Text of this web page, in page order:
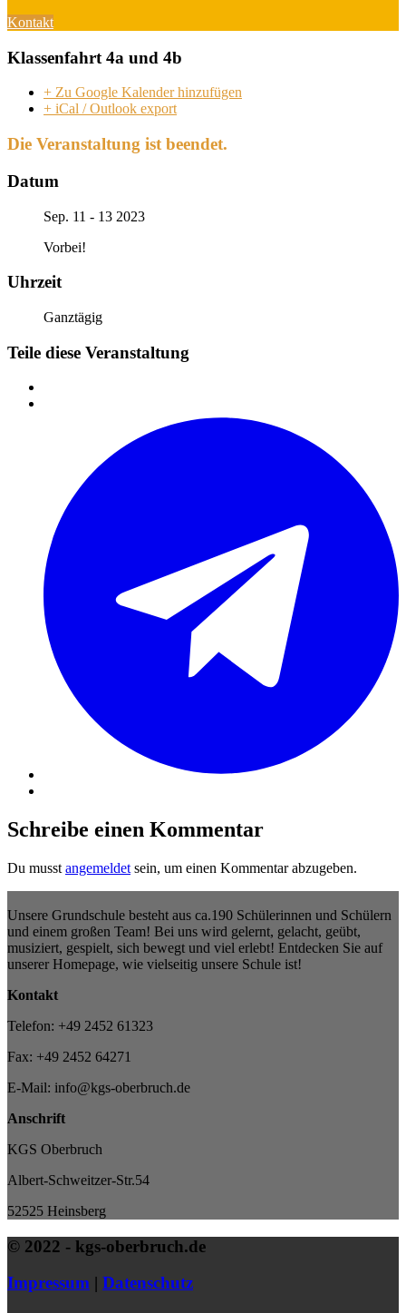
Kontakt
Klassenfahrt 4a und 4b
+ Zu Google Kalender hinzufügen
+ iCal / Outlook export
Die Veranstaltung ist beendet.
Datum
Sep. 11 - 13 2023
Vorbei!
Uhrzeit
Ganztägig
Teile diese Veranstaltung
Schreibe einen Kommentar
Du musst angemeldet sein, um einen Kommentar abzugeben.
Unsere Grundschule besteht aus ca.190 Schülerinnen und Schülern
und einem großen Team! Bei uns wird gelernt, gelacht, geübt,
musiziert, gespielt, sich bewegt und viel erlebt! Entdecken Sie auf
unserer Homepage, wie vielseitig unsere Schule ist!
Kontakt
Telefon: +49 2452 61323
Fax: +49 2452 64271
E-Mail: info@kgs-oberbruch.de
Anschrift
KGS Oberbruch
Albert-Schweitzer-Str.54
52525 Heinsberg
© 2022 - kgs-oberbruch.de
Impressum | Datenschutz